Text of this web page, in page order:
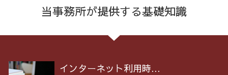
当事務所が提供する基礎知識
インターネット利用時...